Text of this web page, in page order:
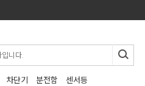
차단기 분전함 센서등